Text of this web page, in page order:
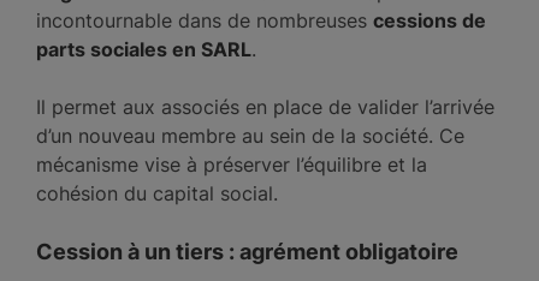
incontournable dans de nombreuses cessions de
parts sociales en SARL.
Il permet aux associés en place de valider l’arrivée
d’un nouveau membre au sein de la société. Ce
mécanisme vise à préserver l’équilibre et la
cohésion du capital social.
Cession à un tiers : agrément obligatoire